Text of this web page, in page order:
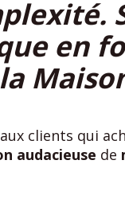
en
aux clients qui
audacieuse de